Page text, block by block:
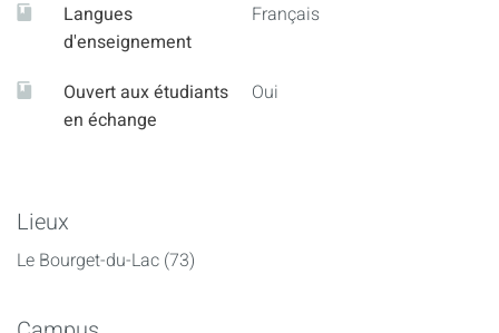
Langues
d'enseignement
Français
Ouvert aux étudiants
en échange
Oui
Lieux
Le Bourget-du-Lac (73)